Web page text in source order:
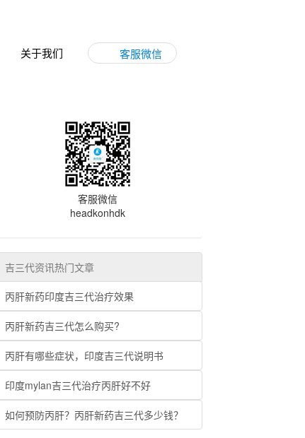
关于我们 客服微信
客服微信
headkonhdk
吉三代资讯热门文章
丙肝新药印度吉三代治疗效果
丙肝新药吉三代怎么购买?
丙肝有哪些症状，印度吉三代说明书
印度mylan吉三代治疗丙肝好不好
如何预防丙肝？丙肝新药吉三代多少钱？